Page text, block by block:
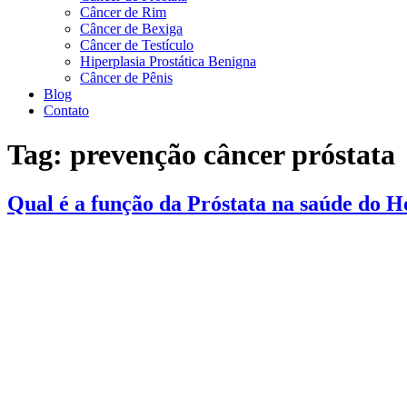
Câncer de Rim
Câncer de Bexiga
Câncer de Testículo
Hiperplasia Prostática Benigna
Câncer de Pênis
Blog
Contato
Tag: prevenção câncer próstata
Qual é a função da Próstata na saúde do